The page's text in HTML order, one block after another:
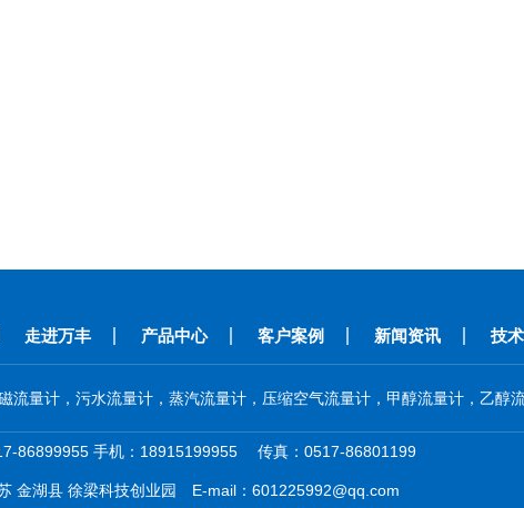
走进万丰 产品中心 客户案例 新闻资讯 技
流量计，污水流量计，蒸汽流量计，压缩空气流量计，甲醇流量计，乙醇
86899955 手机：18915199955 传真：0517-86801199
金湖县 徐梁科技创业园 E-mail： 601225992@qq.com